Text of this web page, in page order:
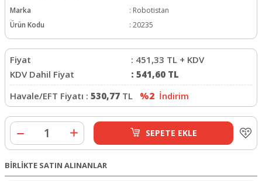
Marka : Robotistan
Ürün Kodu
: 20235
Fiyat : 451,33 TL + KDV
KDV Dahil Fiyat
: 541,60 TL
Havale/EFT Fiyatı : 530,77 TL %2 İndirim
SEPETE EKLE
BİRLİKTE SATIN ALINANLAR